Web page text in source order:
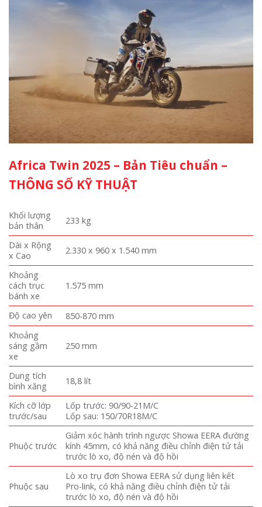
Africa Twin 2025 – Bản Tiêu chuẩn –
THÔNG SỐ KỸ THUẬT
Khối lượng
bản thân
233 kg
Dài x Rộng
x Cao
2.330 x 960 x 1.540 mm
Khoảng
cách trục
bánh xe
1.575 mm
Độ cao yên
850-870 mm
Khoảng
sáng gầm
xe
250 mm
Dung tích
bình xăng
18,8 lít
Kích cỡ lớp
trước/sau
Lốp trước: 90/90-21M/C
Lốp sau: 150/70R18M/C
Phuộc trước
Giảm xóc hành trình ngược Showa EERA đường
kính 45mm, có khả năng điều chỉnh điện tử tải
trước lò xo, độ nén và độ hồi
Phuộc sau
Lò xo trụ đơn Showa EERA sử dụng liên kết
Pro-link, có khả năng điều chỉnh điện tử tải
trước lò xo, độ nén và độ hồi